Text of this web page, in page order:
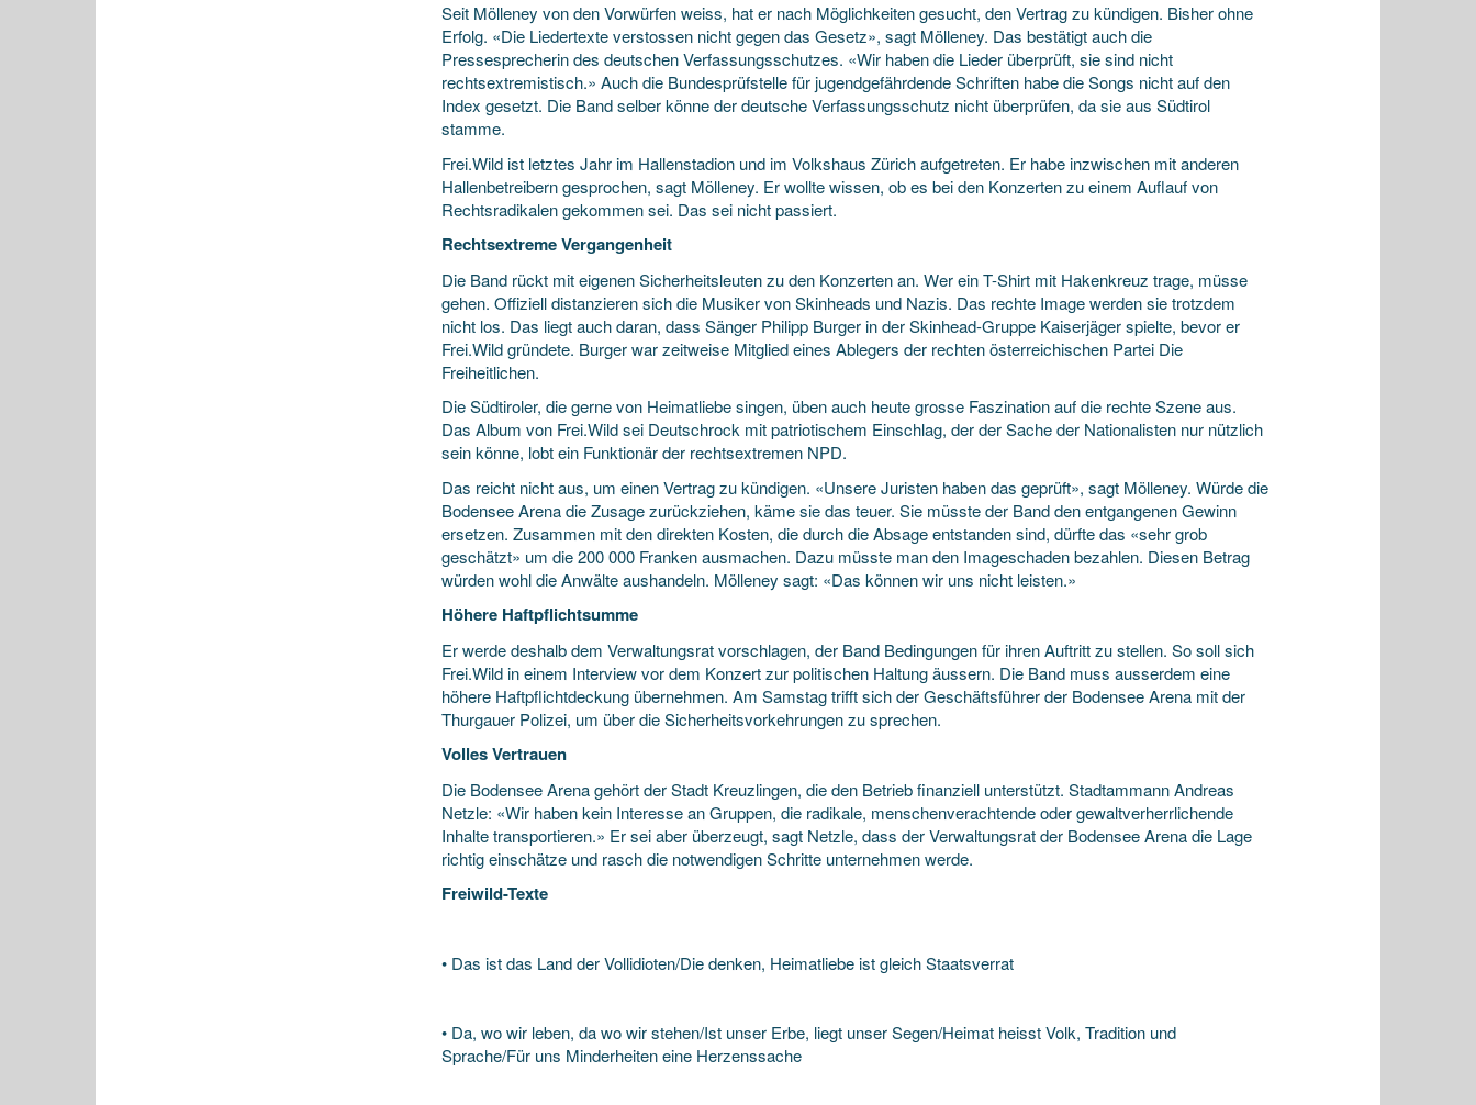
Seit Mölleney von den Vorwürfen weiss, hat er nach Möglichkeiten gesucht, den Vertrag zu kündigen. Bisher ohne
Erfolg. «Die Liedertexte verstossen nicht gegen das Gesetz», sagt Mölleney. Das bestätigt auch die
Pressesprecherin des deutschen Verfassungsschutzes. «Wir haben die Lieder überprüft, sie sind nicht
rechtsextremistisch.» Auch die Bundesprüfstelle für jugendgefährdende Schriften habe die Songs nicht auf den
Index gesetzt. Die Band selber könne der deutsche Verfassungsschutz nicht überprüfen, da sie aus Südtirol
stamme.
Frei.Wild ist letztes Jahr im Hallenstadion und im Volkshaus Zürich aufgetreten. Er habe inzwischen mit anderen
Hallenbetreibern gesprochen, sagt Mölleney. Er wollte wissen, ob es bei den Konzerten zu einem Auflauf von
Rechtsradikalen gekommen sei. Das sei nicht passiert.
Rechtsextreme Vergangenheit
Die Band rückt mit eigenen Sicherheitsleuten zu den Konzerten an. Wer ein T-Shirt mit Hakenkreuz trage, müsse
gehen. Offiziell distanzieren sich die Musiker von Skinheads und Nazis. Das rechte Image werden sie trotzdem
nicht los. Das liegt auch daran, dass Sänger Philipp Burger in der Skinhead-Gruppe Kaiserjäger spielte, bevor er
Frei.Wild gründete. Burger war zeitweise Mitglied eines Ablegers der rechten österreichischen Partei Die
Freiheitlichen.
Die Südtiroler, die gerne von Heimatliebe singen, üben auch heute grosse Faszination auf die rechte Szene aus.
Das Album von Frei.Wild sei Deutschrock mit patriotischem Einschlag, der der Sache der Nationalisten nur nützlich
sein könne, lobt ein Funktionär der rechtsextremen NPD.
Das reicht nicht aus, um einen Vertrag zu kündigen. «Unsere Juristen haben das geprüft», sagt Mölleney. Würde die
Bodensee Arena die Zusage zurückziehen, käme sie das teuer. Sie müsste der Band den entgangenen Gewinn
ersetzen. Zusammen mit den direkten Kosten, die durch die Absage entstanden sind, dürfte das «sehr grob
geschätzt» um die 200 000 Franken ausmachen. Dazu müsste man den Imageschaden bezahlen. Diesen Betrag
würden wohl die Anwälte aushandeln. Mölleney sagt: «Das können wir uns nicht leisten.»
Höhere Haftpflichtsumme
Er werde deshalb dem Verwaltungsrat vorschlagen, der Band Bedingungen für ihren Auftritt zu stellen. So soll sich
Frei.Wild in einem Interview vor dem Konzert zur politischen Haltung äussern. Die Band muss ausserdem eine
höhere Haftpflichtdeckung übernehmen. Am Samstag trifft sich der Geschäftsführer der Bodensee Arena mit der
Thurgauer Polizei, um über die Sicherheitsvorkehrungen zu sprechen.
Volles Vertrauen
Die Bodensee Arena gehört der Stadt Kreuzlingen, die den Betrieb finanziell unterstützt. Stadtammann Andreas
Netzle: «Wir haben kein Interesse an Gruppen, die radikale, menschenverachtende oder gewaltverherrlichende
Inhalte transportieren.» Er sei aber überzeugt, sagt Netzle, dass der Verwaltungsrat der Bodensee Arena die Lage
richtig einschätze und rasch die notwendigen Schritte unternehmen werde.
Freiwild-Texte
• Das ist das Land der Vollidioten/Die denken, Heimatliebe ist gleich Staatsverrat
• Da, wo wir leben, da wo wir stehen/Ist unser Erbe, liegt unser Segen/Heimat heisst Volk, Tradition und
Sprache/Für uns Minderheiten eine Herzenssache